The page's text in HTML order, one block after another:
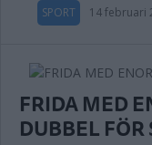
SPORT 14 februari
FRIDA MED
DUBBEL FÖR